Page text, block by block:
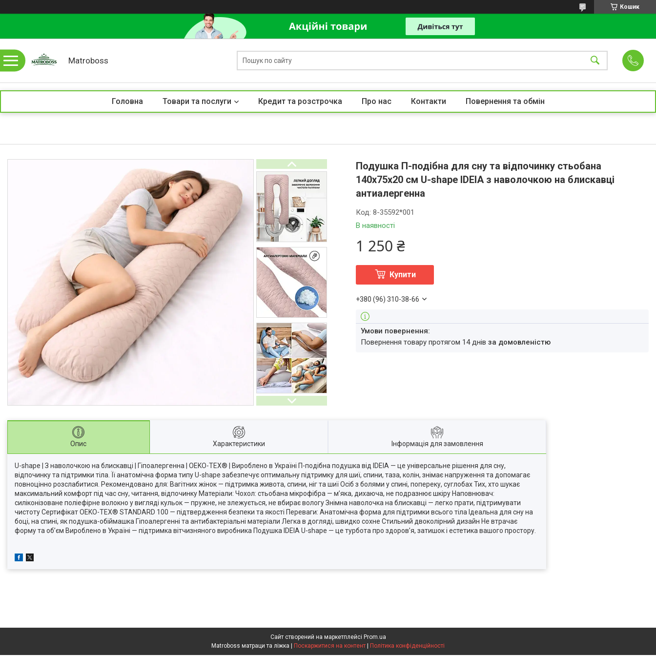
Кошик
Matroboss
Головна Товари та послуги Кредит та розстрочка Про нас Контакти Повернення та обмін
Подушка П-подібна для сну та відпочинку стьобана
140х75х20 см U-shape IDEIA з наволочкою на блискавці
антиалергенна
В наявності
Код:8-35592*001
1 250 ₴
Купити
+380 (96) 310-38-66
повернення товару протягом 14 днівза домовленістю
Опис Характеристики Інформація для замовлення
U-shape | З наволочкою на блискавці | Гіпоалергенна | OEKO-TEX® | Вироблено в Україні П-подібна подушка від IDEIA — це універсальне рішення для сну,
відпочинку та підтримки тіла. Її анатомічна форма типу U-shape забезпечує оптимальну підтримку для шиї, спини, таза, колін, знімає напруження та допомагає
повноцінно розслабитися. Рекомендовано для: Вагітних жінок — підтримка живота, спини, ніг та шиї Осіб з болями у спині, попереку, суглобах Тих, хто шукає
максимальний комфорт під час сну, читання, відпочинку Матеріали: Чохол: стьобана мікрофібра — м’яка, дихаюча, не подразнює шкіру Наповнювач:
силіконізоване поліефірне волокно у вигляді кульок — пружне, не злежується, не вбирає вологу Знімна наволочка на блискавці — легко прати, підтримувати
чистоту Сертифікат OEKO-TEX® STANDARD 100 — підтвердження безпеки та якості Переваги: Анатомічна форма для підтримки всього тіла Ідеальна для сну на
боці, на спині, як подушка-обіймашка Гіпоалергенні та антибактеріальні матеріали Легка в догляді, швидко сохне Стильний двоколірний дизайн Не втрачає
форму та об’єм Вироблено в Україні — підтримка вітчизняного виробника Подушка IDEIA U-shape — це турбота про здоров’я, затишок і естетика вашого простору.
Сайт створений на маркетплейсі Prom.ua
Поскаржитися на контент Політика конфіденційності